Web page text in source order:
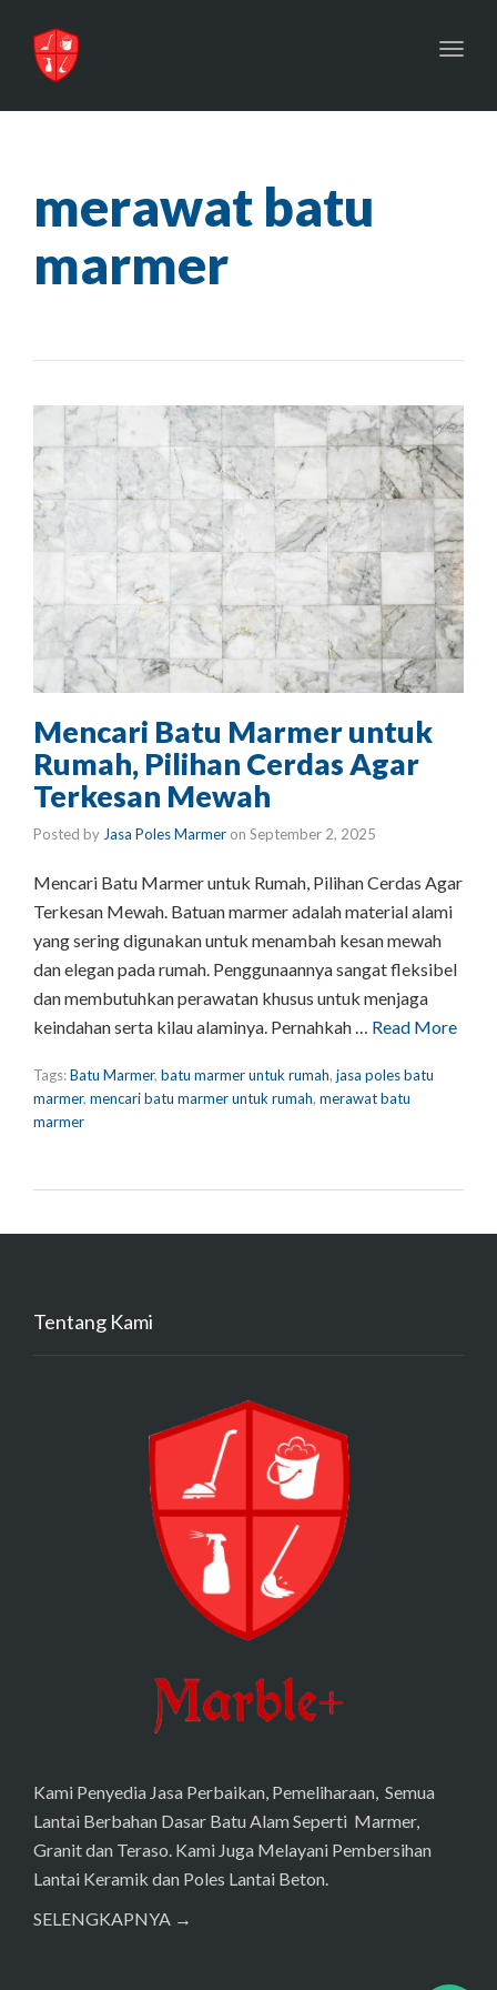
merawat batu
marmer
Mencari Batu Marmer untuk
Rumah, Pilihan Cerdas Agar
Terkesan Mewah
Posted by Jasa Poles Marmer on September 2, 2025
Mencari Batu Marmer untuk Rumah, Pilihan Cerdas Agar
Terkesan Mewah. Batuan marmer adalah material alami
yang sering digunakan untuk menambah kesan mewah
dan elegan pada rumah. Penggunaannya sangat fleksibel
dan membutuhkan perawatan khusus untuk menjaga
keindahan serta kilau alaminya. Pernahkah … Read More
Tags:Batu Marmer, batu marmer untuk rumah, jasa poles batu
marmer, mencari batu marmer untuk rumah, merawat batu
marmer
Tentang Kami
Kami Penyedia Jasa Perbaikan, Pemeliharaan, Semua
Lantai Berbahan Dasar Batu Alam Seperti Marmer,
Granit dan Teraso. Kami Juga Melayani Pembersihan
Lantai Keramik dan Poles Lantai Beton.
SELENGKAPNYA →